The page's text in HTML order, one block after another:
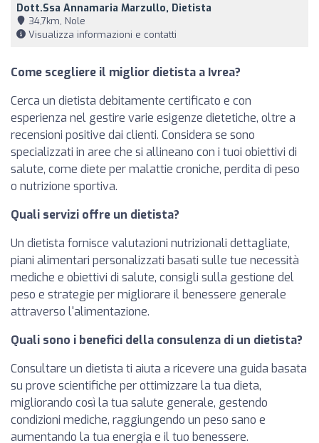
Dott.ssa Annamaria Marzullo, Dietista
34,7km, Nole
Visualizza informazioni e contatti
Come scegliere il miglior dietista a Ivrea?
Cerca un dietista debitamente certificato e con
esperienza nel gestire varie esigenze dietetiche, oltre a
recensioni positive dai clienti. Considera se sono
specializzati in aree che si allineano con i tuoi obiettivi di
salute, come diete per malattie croniche, perdita di peso
o nutrizione sportiva.
Quali servizi offre un dietista?
Un dietista fornisce valutazioni nutrizionali dettagliate,
piani alimentari personalizzati basati sulle tue necessità
mediche e obiettivi di salute, consigli sulla gestione del
peso e strategie per migliorare il benessere generale
attraverso l'alimentazione.
Quali sono i benefici della consulenza di un dietista?
Consultare un dietista ti aiuta a ricevere una guida basata
su prove scientifiche per ottimizzare la tua dieta,
migliorando così la tua salute generale, gestendo
condizioni mediche, raggiungendo un peso sano e
aumentando la tua energia e il tuo benessere.